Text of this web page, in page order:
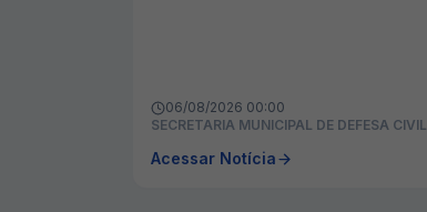
06/08/2026 00:00
SECRETARIA MUNICIPAL DE DEFESA CIVIL
Acessar Notícia